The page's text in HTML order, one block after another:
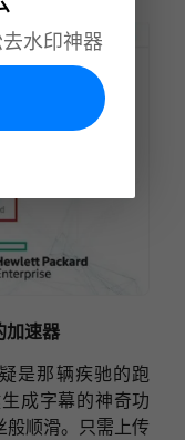
加速器
是那辆疾驰的跑
成字幕的神奇功
般顺滑。只需上传
水印神器